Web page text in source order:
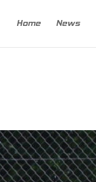
Home News